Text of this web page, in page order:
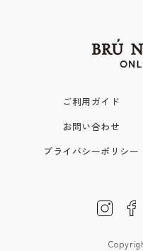
ご利用ガイド
お問い合わせ
プライバシーポリシー